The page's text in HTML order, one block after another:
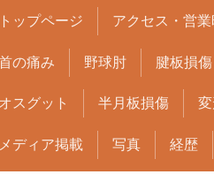
トップページ アクセス・営業
の痛み 野球肘 腱板損傷
オスグット 半月板損傷
メディア掲載 写真 経歴